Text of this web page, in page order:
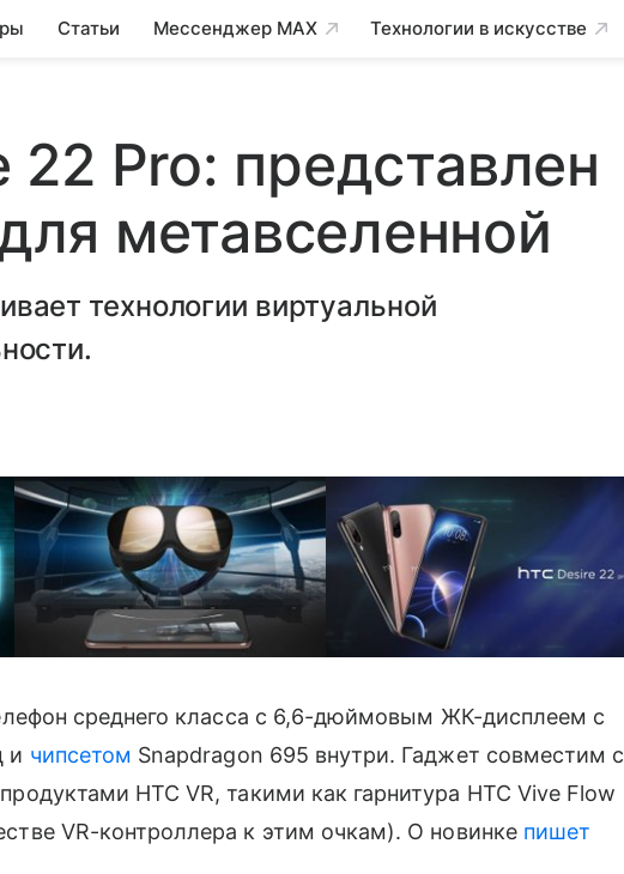
Статьи Мессенджер MAX Технологии в искусстве
22 Pro: представлен
метавселенной
технологии виртуальной
среднего класса с 6,6-дюймовым ЖК-дисплеем с
и чипсетом Snapdragon 695 внутри. Гаджет совместим с
HTC VR, такими как гарнитура HTC Vive Flow
VR-контроллера к этим очкам). О новинке пишет